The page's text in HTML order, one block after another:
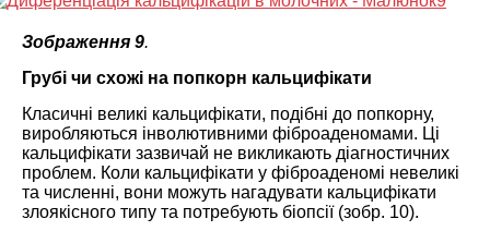
Зображення 9.
Грубі чи схожі на попкорн кальцифікати
Класичні великі кальцифікати, подібні до попкорну,
виробляються інволютивними фіброаденомами. Ці
кальцифікати зазвичай не викликають діагностичних
проблем. Коли кальцифікати у фіброаденомі невеликі
та численні, вони можуть нагадувати кальцифікати
злоякісного типу та потребують біопсії (зобр. 10).